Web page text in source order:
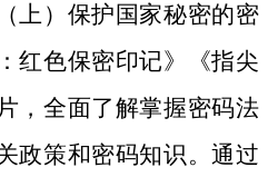
（上）保护国家秘密的密
红色保密印记》《指尖
， 全面了解掌握密码法
政策和密码知识。通过